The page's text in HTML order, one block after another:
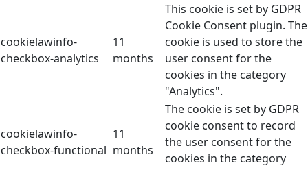
cookielawinfo-
checkbox-analytics
11
months
This cookie is set by GDPR
Cookie Consent plugin. The
cookie is used to store the
user consent for the
cookies in the category
"Analytics".
cookielawinfo-
checkbox-functional
11
months
The cookie is set by GDPR
cookie consent to record
the user consent for the
cookies in the category